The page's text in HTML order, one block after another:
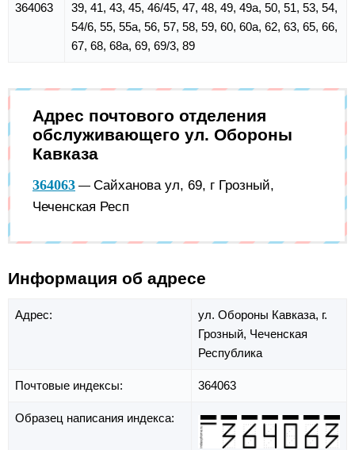
364063
39, 41, 43, 45, 46/45, 47, 48, 49, 49а, 50, 51, 53, 54,
54/6, 55, 55а, 56, 57, 58, 59, 60, 60а, 62, 63, 65, 66,
67, 68, 68а, 69, 69/3, 89
Адрес почтового отделения
обслуживающего ул. Обороны
Кавказа
364063 — Сайханова ул, 69, г Грозный,
Чеченская Респ
Информация об адресе
Адрес: ул. Обороны Кавказа, г.
Грозный, Чеченская
Республика
Почтовые индексы: 364063
Образец написания индекса: